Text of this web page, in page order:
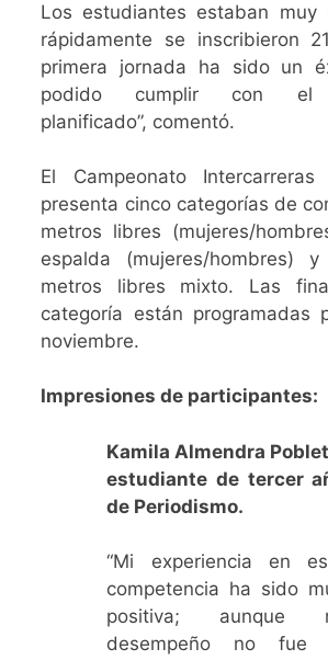
Los estudiantes estaban muy
rápidamente se inscribieron
primera jornada ha sido un
podido cumplir con el
planificado”, comentó.
El Campeonato
presenta cinco categorías de
metros libres (mujeres/
espalda (mujeres/hombres)
metros libres mixto. Las
categoría están programadas
noviembre.
Impresiones de participantes:
Kamila Almendra
estudiante de tercer
de Periodismo.
“Mi experiencia en
competencia ha sido
positiva; aunque
desempeño no fue